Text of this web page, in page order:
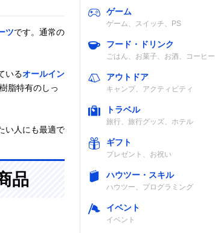
ツです。通常の
いるオールイン
脂特有のしっ
い人にも最適で
品
ゲーム
ゲーム、スイッチ、PS
フード・ドリンク
ごはん、お菓子、お酒、コーヒー
アウトドア
キャンプ、アクティビティ
トラベル
旅行、旅行グッズ、ホテル
ギフト
プレゼント、お祝い
ハウツー・スキル
ハウツー、プログラミング
イベント
イベント